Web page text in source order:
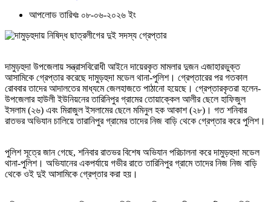
আপলোড তারিখঃ ০৮-০৬-২০২৬ ইং
দামুড়হুদা উপজেলায় সন্ত্রাসবিরোধী আইনে দায়েরকৃত মামলার দুজন এজাহারভুক্ত
আসামিকে গ্রেপ্তার করেছে দামুড়হুদা মডেল থানা-পুলিশ। গ্রেপ্তারের পর গতকাল
রোববার তাদের আদালতের মাধ্যমে জেলহাজতে পাঠানো হয়েছে। গ্রেপ্তারকৃতরা হলেন-
উপজেলার হাউলী ইউনিয়নের তারিনিপুর গ্রামের তোয়াক্কেল আলীর ছেলে হাফিজুল
ইসলাম (২৬) এবং মিরাজুল ইসলামের ছেলে মমিনুল হক আকাশ (২৮)। গত শনিবার
রাতভর অভিযান চালিয়ে তারানিপুর গ্রামের তাদের নিজ বাড়ি থেকে গ্রেপ্তার করে পুলিশ।
পুলিশ সূত্রে জান গেছে, শনিবার রাতভর বিশেষ অভিযান পরিচালনা করে দামুড়হুদা মডেল
থানা-পুলিশ। অভিযানের একপর্যায়ে গভীর রাতে তারিনিপুর গ্রামে তাদের নিজ নিজ বাড়ি
থেকে ওই দুই আসামিকে গ্রেপ্তার করা হয়।